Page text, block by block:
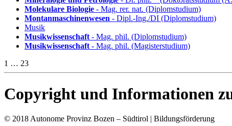
Molekulare Biologie - Mag. rer. nat. (Diplomstudium)
Montanmaschinenwesen - Dipl.-Ing./DI (Diplomstudium)
Musik
Musikwissenschaft - Mag. phil. (Diplomstudium)
Musikwissenschaft - Mag. phil. (Magisterstudium)
1 … 23
Copyright und Informationen
© 2018 Autonome Provinz Bozen – Südtirol | Bildungsförderung